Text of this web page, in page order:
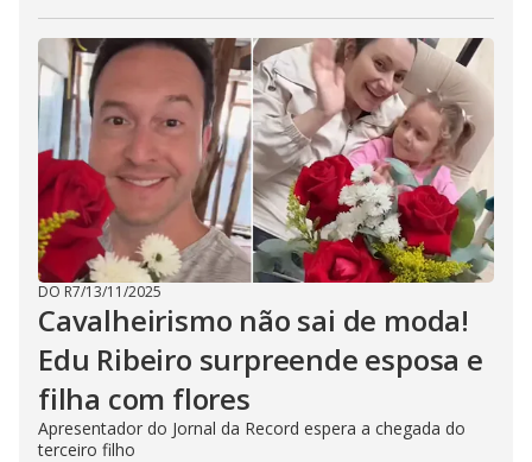
DO R7/13/11/2025
Cavalheirismo não sai de moda!
Edu Ribeiro surpreende esposa e
filha com flores
Apresentador do Jornal da Record espera a chegada do
terceiro filho